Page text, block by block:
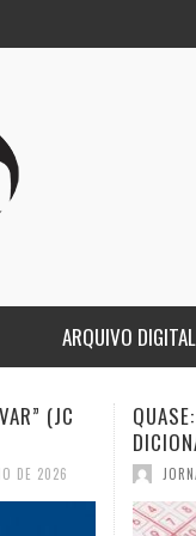
ARQUIVO DIGITAL
DE 2026
A